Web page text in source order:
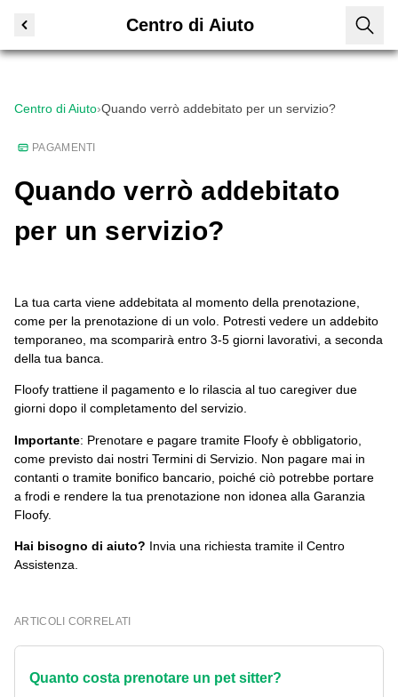
Centro di Aiuto
Centro di Aiuto›Quando verrò addebitato per un servizio?
PAGAMENTI
Quando verrò addebitato
per un servizio?
La tua carta viene addebitata al momento della prenotazione,
come per la prenotazione di un volo. Potresti vedere un addebito
temporaneo, ma scomparirà entro 3-5 giorni lavorativi, a seconda
della tua banca.
Floofy trattiene il pagamento e lo rilascia al tuo caregiver due
giorni dopo il completamento del servizio.
Importante: Prenotare e pagare tramite Floofy è obbligatorio,
come previsto dai nostri Termini di Servizio. Non pagare mai in
contanti o tramite bonifico bancario, poiché ciò potrebbe portare
a frodi e rendere la tua prenotazione non idonea alla Garanzia
Floofy.
Hai bisogno di aiuto? Invia una richiesta tramite il Centro
Assistenza.
ARTICOLI CORRELATI
Quanto costa prenotare un pet sitter?